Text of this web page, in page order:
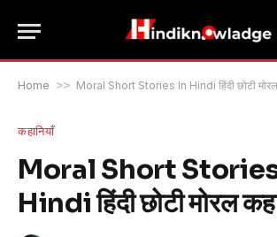
Home >> Moral Short Stories In Hindi हिंदी छोटी मोरल
कहानियाँ
Moral Short
Hindi हिंदी छोटी मोरल